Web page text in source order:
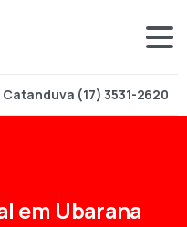
Catanduva (17) 3531-2620
em Ubarana